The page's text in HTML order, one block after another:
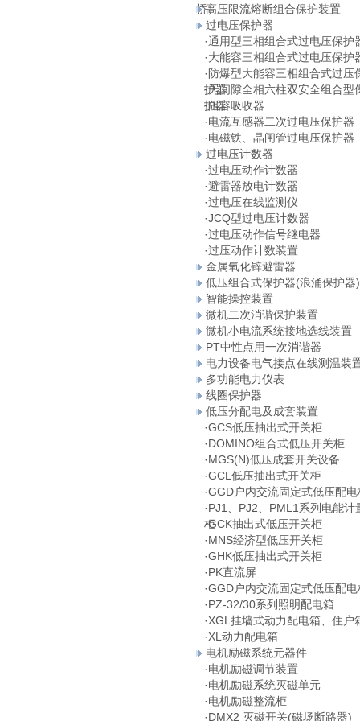
桥）高压限流熔断组合保护装置
过电压保护器
·通用型三相组合式过电压保护
·大能容三相组合式过电压保护
· 防爆型大能容三相组合式过压
护器
·无间隙全相六柱双安全组合型
护器
·阻容吸收器
·电流互感器二次过电压保护器
·电磁铁、晶闸管过电压保护器
过电压计数器
·过电压动作计数器
·避雷器放电计数器
·过电压在线监测仪
·JCQ型过电压计数器
·过电压动作信号继电器
·过压动作计数装置
金属氧化锌避雷器
低压组合式保护器(浪涌保护器)
智能操控装置
微机二次消谐保护装置
微机小电流系统接地选线装置
PT中性点用一次消谐器
电力设备电气接点在线测温装
多功能电力仪表
线圈保护器
低压分配电及成套装置
·GCS低压抽出式开关柜
·DOMINO组合式低压开关柜
·MGS(N)低压成套开关设备
·GCL低压抽出式开关柜
·GGD户内交流固定式低压配电
·PJ1、PJ2、PML1系列电能计
柜
·GCK抽出式低压开关柜
·MNS经济型低压开关柜
·GHK低压抽出式开关柜
·PK直流屏
·GGD户内交流固定式低压配电
·PZ-32/30系列照明配电箱
·XGL挂墙式动力配电箱、住户
·XL动力配电箱
电机励磁系统元器件
·电机励磁调节装置
·电机励磁系统灭磁单元
·电机励磁整流柜
·DMX2 灭磁开关(磁场断路器)